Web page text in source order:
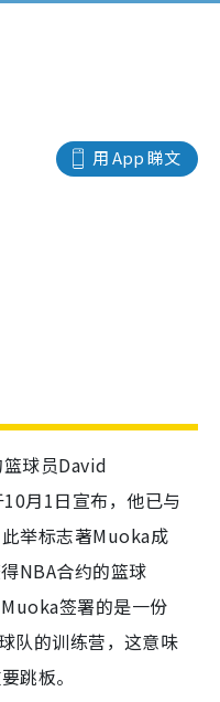
用 App 睇文
球员David
月1日宣布，他已与
举标志著Muoka成
NBA合约的篮球
签署的是一份
队的训练营，这意味
跳板。